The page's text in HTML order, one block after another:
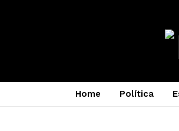
Home Política